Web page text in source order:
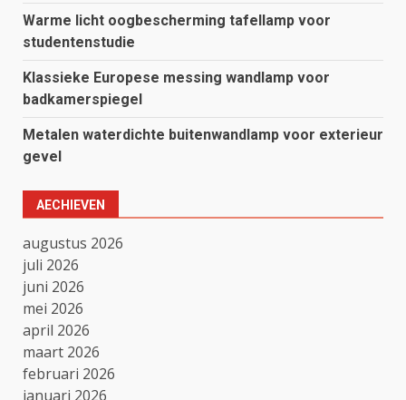
Warme licht oogbescherming tafellamp voor
studentenstudie
Klassieke Europese messing wandlamp voor
badkamerspiegel
Metalen waterdichte buitenwandlamp voor exterieur
gevel
AECHIEVEN
augustus 2026
juli 2026
juni 2026
mei 2026
april 2026
maart 2026
februari 2026
januari 2026